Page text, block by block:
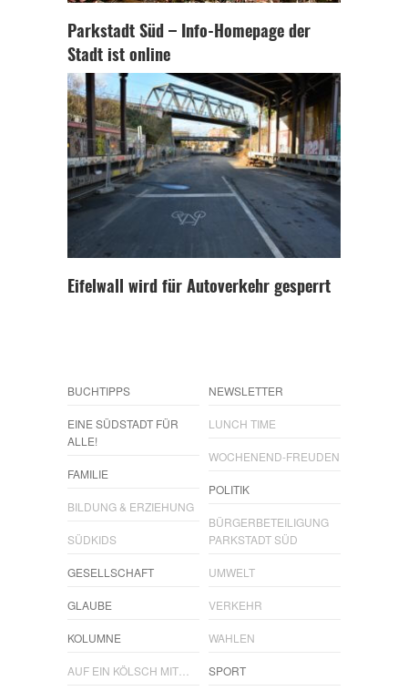
Parkstadt Süd – Info-Homepage der
Stadt ist online
Eifelwall wird für Autoverkehr gesperrt
BUCHTIPPS
EINE SÜDSTADT FÜR
ALLE!
FAMILIE
BILDUNG & ERZIEHUNG
SÜDKIDS
GESELLSCHAFT
GLAUBE
KOLUMNE
AUF EIN KÖLSCH MIT…
NEWSLETTER
LUNCH TIME
WOCHENEND-FREUDEN
POLITIK
BÜRGERBETEILIGUNG
PARKSTADT SÜD
UMWELT
VERKEHR
WAHLEN
SPORT